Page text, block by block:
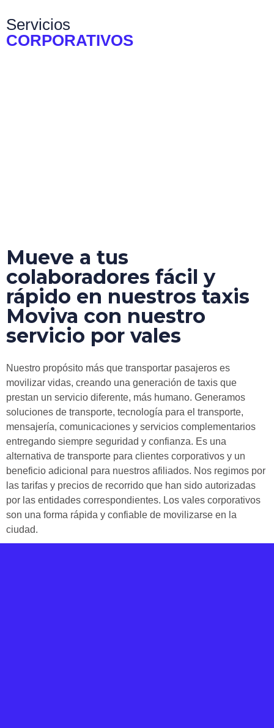
Servicios
CORPORATIVOS
Mueve a tus
colaboradores fácil y
rápido en nuestros taxis
Moviva con nuestro
servicio por vales
Nuestro propósito más que transportar pasajeros es
movilizar vidas, creando una generación de taxis que
prestan un servicio diferente, más humano. Generamos
soluciones de transporte, tecnología para el transporte,
mensajería, comunicaciones y servicios complementarios
entregando siempre seguridad y confianza. Es una
alternativa de transporte para clientes corporativos y un
beneficio adicional para nuestros afiliados. Nos regimos por
las tarifas y precios de recorrido que han sido autorizadas
por las entidades correspondientes. Los vales corporativos
son una forma rápida y confiable de movilizarse en la
ciudad.